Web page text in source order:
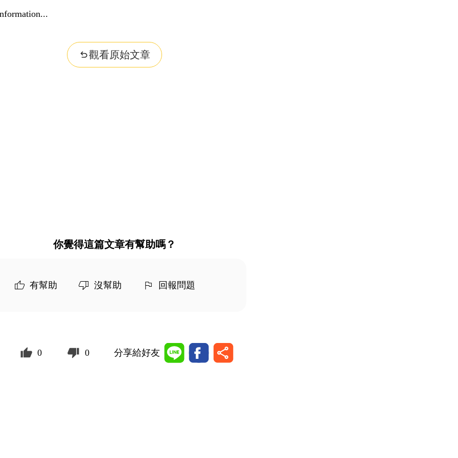
觀看原始文章
你覺得這篇文章有幫助嗎？
有幫助 沒幫助 回報問題
0 0 分享給好友